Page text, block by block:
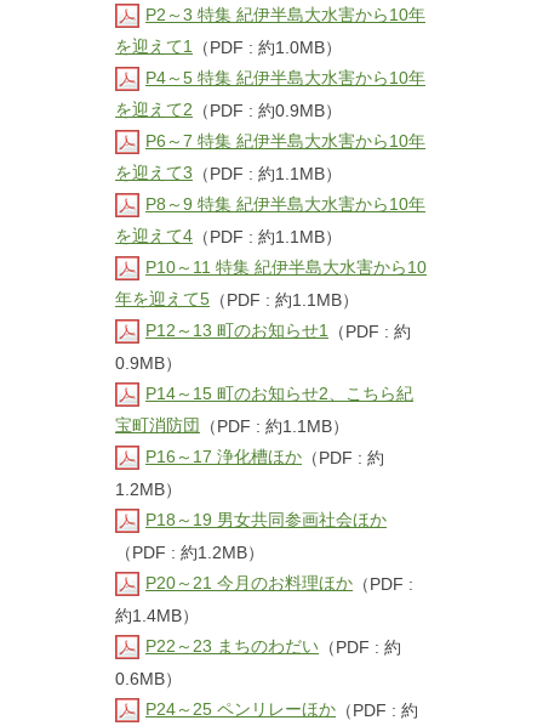
P2～3 特集 紀伊半島大水害から10年
を迎えて1 （PDF : 約1.0MB）
P4～5 特集 紀伊半島大水害から10年
を迎えて2 （PDF : 約0.9MB）
P6～7 特集 紀伊半島大水害から10年
を迎えて3 （PDF : 約1.1MB）
P8～9 特集 紀伊半島大水害から10年
を迎えて4 （PDF : 約1.1MB）
P10～11 特集 紀伊半島大水害から10
年を迎えて5 （PDF : 約1.1MB）
P12～13 町のお知らせ1 （PDF : 約
0.9MB）
P14～15 町のお知らせ2、こちら紀
宝町消防団
（PDF : 約1.1MB）
P16～17 浄化槽ほか （PDF : 約
1.2MB）
P18～19 男女共同参画社会ほか
（PDF : 約1.2MB）
P20～21 今月のお料理ほか （PDF :
約1.4MB）
P22～23 まちのわだい （PDF : 約
0.6MB）
P24～25 ペンリレーほか （PDF : 約